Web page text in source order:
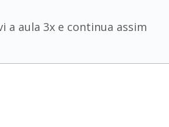
a aula 3x e continua assim